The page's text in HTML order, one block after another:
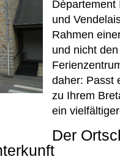
Département
und
Rahmen
und nicht
daher: Passt
zu Ihrem
ein
Der